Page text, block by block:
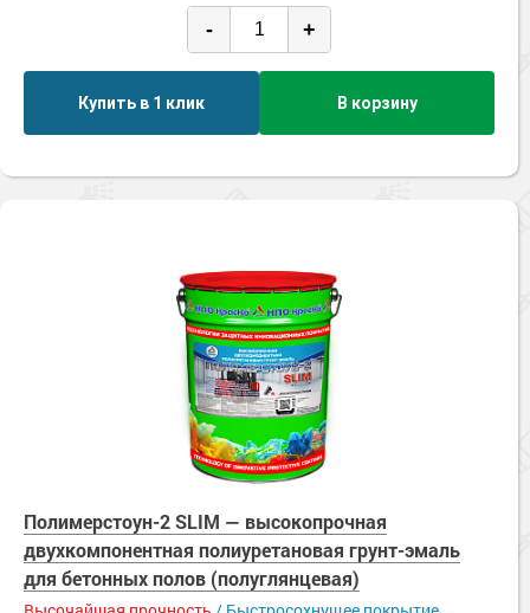
- +
Купить в 1 клик В корзину
Полимерстоун-2 SLIM — высокопрочная
двухкомпонентная полиуретановая грунт-эмаль
для бетонных полов (полуглянцевая)